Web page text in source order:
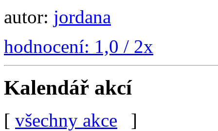
autor: jordana
hodnocení: 1,0 / 2x
Kalendář akcí
[ všechny akce ]